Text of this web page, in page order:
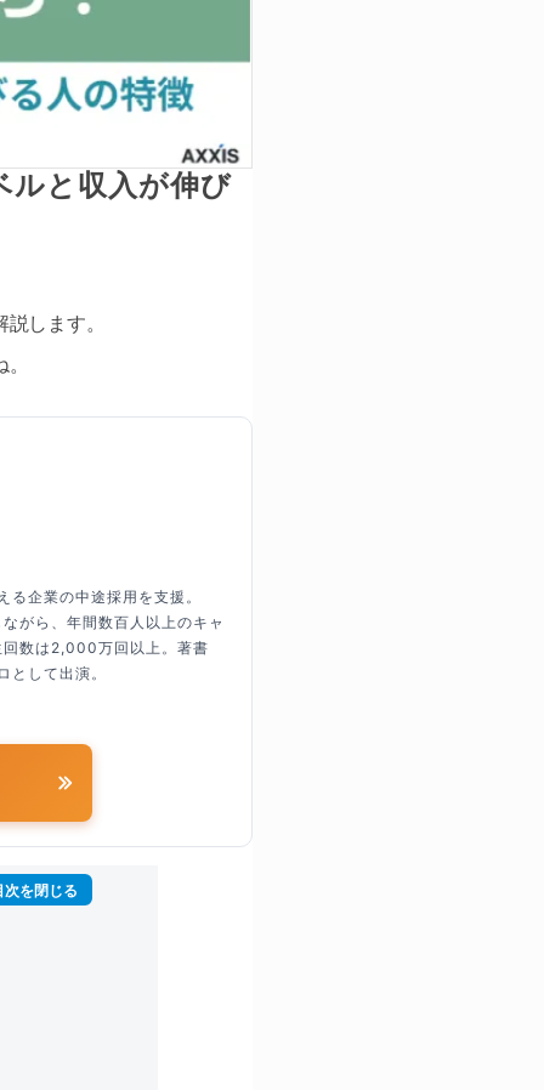
ルと収入が伸び
します。
企業の中途採用を支援。
がら、年間数百人以上のキャ
回数は2,000万回以上。著書
として出演。